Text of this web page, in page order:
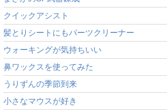
クイックアシスト
髪とりシートにもパーツクリーナー
ウォーキングが気持ちいい
鼻ワックスを使ってみた
うりずんの季節到来
小さなマウスが好き